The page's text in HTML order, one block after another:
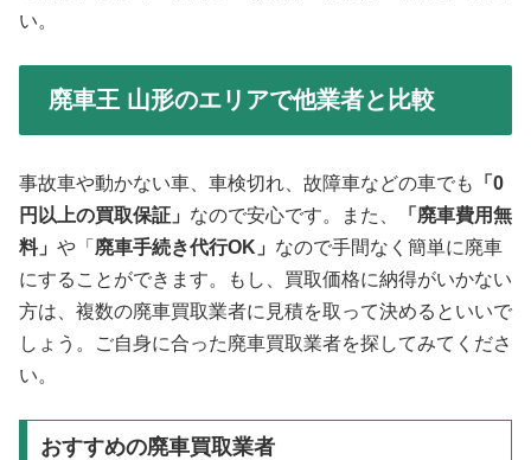
い。
廃車王 山形のエリアで他業者と比較
事故車や動かない車、車検切れ、故障車などの車でも
「0
円以上の買取保証」 なので安心です。また、
「廃車費用無
料」 や「 廃車手続き代行OK」 なので手間なく簡単に廃車
にすることができます。もし、買取価格に納得がいかない
方は、複数の廃車買取業者に見積を取って決めるといいで
しょう。ご自身に合った廃車買取業者を探してみてくださ
い。
おすすめの廃車買取業者